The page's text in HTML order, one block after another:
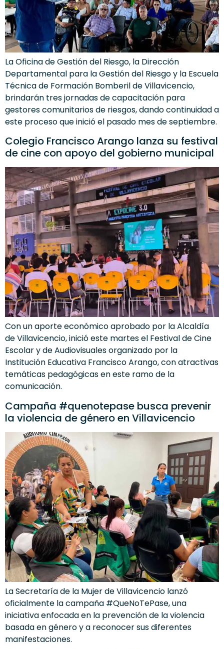
La Oficina de Gestión del Riesgo, la Dirección
Departamental para la Gestión del Riesgo y la Escuela
Técnica de Formación Bomberil de Villavicencio,
brindarán tres jornadas de capacitación para
gestores comunitarios de riesgos, dando continuidad a
este proceso que inició el pasado mes de septiembre.
Colegio Francisco Arango lanza su festival
de cine con apoyo del gobierno municipal
Con un aporte económico aprobado por la Alcaldía
de Villavicencio, inició este martes el Festival de Cine
Escolar y de Audiovisuales organizado por la
Institución Educativa Francisco Arango, con atractivas
temáticas pedagógicas en este ramo de la
comunicación.
Campaña #quenotepase busca prevenir
la violencia de género en Villavicencio
La Secretaría de la Mujer de Villavicencio lanzó
oficialmente la campaña #QueNoTePase, una
iniciativa enfocada en la prevención de la violencia
basada en género y a reconocer sus diferentes
manifestaciones.